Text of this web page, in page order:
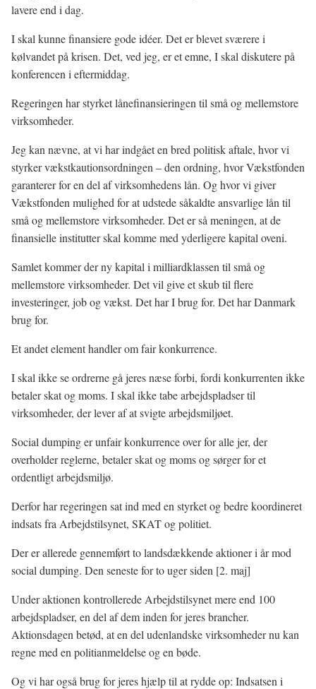
lavere end i dag.
I skal kunne finansiere gode idéer. Det er blevet sværere i
kølvandet på krisen. Det, ved jeg, er et emne, I skal diskutere på
konferencen i eftermiddag.
Regeringen har styrket lånefinansieringen til små og mellemstore
virksomheder.
Jeg kan nævne, at vi har indgået en bred politisk aftale, hvor vi
styrker vækstkautionsordningen – den ordning, hvor Vækstfonden
garanterer for en del af virksomhedens lån. Og hvor vi giver
Vækstfonden mulighed for at udstede såkaldte ansvarlige lån til
små og mellemstore virksomheder. Det er så meningen, at de
finansielle institutter skal komme med yderligere kapital oveni.
Samlet kommer der ny kapital i milliardklassen til små og
mellemstore virksomheder. Det vil give et skub til flere
investeringer, job og vækst. Det har I brug for. Det har Danmark
brug for.
Et andet element handler om fair konkurrence.
I skal ikke se ordrerne gå jeres næse forbi, fordi konkurrenten ikke
betaler skat og moms. I skal ikke tabe arbejdspladser til
virksomheder, der lever af at svigte arbejdsmiljøet.
Social dumping er unfair konkurrence over for alle jer, der
overholder reglerne, betaler skat og moms og sørger for et
ordentligt arbejdsmiljø.
Derfor har regeringen sat ind med en styrket og bedre koordineret
indsats fra Arbejdstilsynet, SKAT og politiet.
Der er allerede gennemført to landsdækkende aktioner i år mod
social dumping. Den seneste for to uger siden [2. maj]
Under aktionen kontrollerede Arbejdstilsynet mere end 100
arbejdspladser, en del af dem inden for jeres brancher.
Aktionsdagen betød, at en del udenlandske virksomheder nu kan
regne med en politianmeldelse og en bøde.
Og vi har også brug for jeres hjælp til at rydde op: Indsatsen i